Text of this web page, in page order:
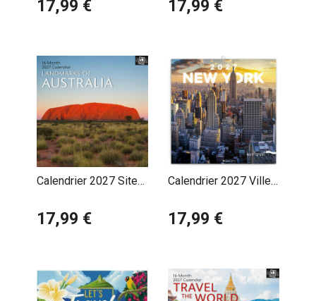
France
17,99 € 17,99 €
Calendrier 2027 Sites
Australie
17,99 €
Calendrier 2027 Ville
17,99 €